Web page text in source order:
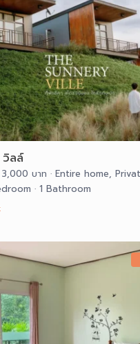
วิลล์
บาท · Entire home,
· 1 Bathroom